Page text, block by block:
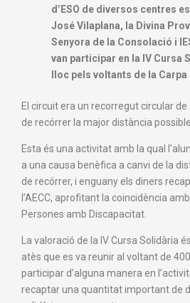
d’ESO de diversos centres
José Vilaplana, la Divina
Senyora de la Consolació i
van participar en la IV Cursa
lloc pels voltants de la Carpa
El circuit era un recorregut circular de
de recórrer la major distància possible
Esta és una activitat amb la qual
a una causa benèfica a canvi de la
de recórrer, i enguany els diners
l’AECC, aprofitant la coincidència
Persones amb Discapacitat.
La valoració de la IV Cursa Solidària
atès que es va reunir al voltant de
participar d’alguna manera en
recaptar una quantitat important de